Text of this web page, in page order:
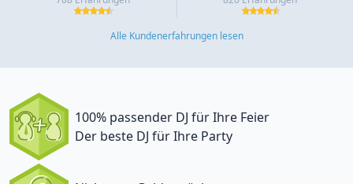
Alle Kundenerfahrungen lesen
100% passender DJ für Ihre Feier
Der beste DJ für Ihre Party